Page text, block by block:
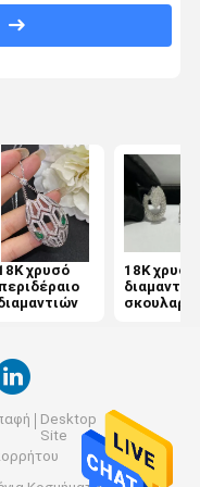
χρυσό
18K χρυσά
Desktop
Site